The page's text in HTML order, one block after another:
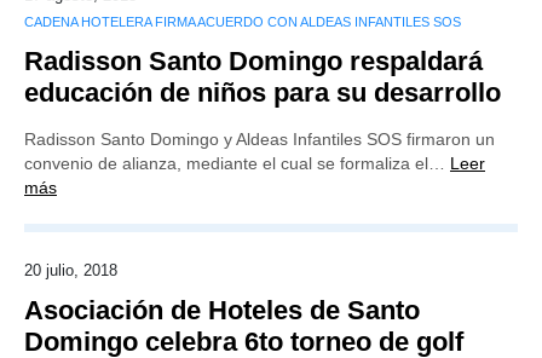
CADENA HOTELERA FIRMA ACUERDO CON ALDEAS INFANTILES SOS
Radisson Santo Domingo respaldará
educación de niños para su desarrollo
Radisson Santo Domingo y Aldeas Infantiles SOS firmaron un
convenio de alianza, mediante el cual se formaliza el… Leer
más
20 julio, 2018
Asociación de Hoteles de Santo
Domingo celebra 6to torneo de golf